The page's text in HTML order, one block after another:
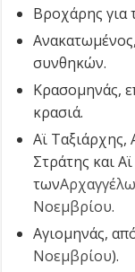
Βροχάρης για
συνθηκών.
Κρασομηνάς,
κρασιά.
Αϊ Ταξιάρχης,
Στράτης και
των
Νοεμβρίου.
Αγιομηνάς,
Νοεμβρίου).